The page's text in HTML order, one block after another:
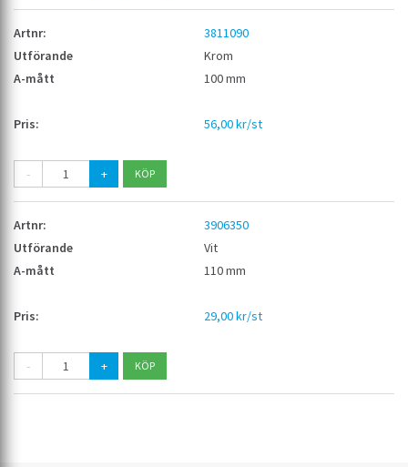
3811090
Krom
100 mm
56,00 kr/st
- +
3906350
Vit
110 mm
29,00 kr/st
- +